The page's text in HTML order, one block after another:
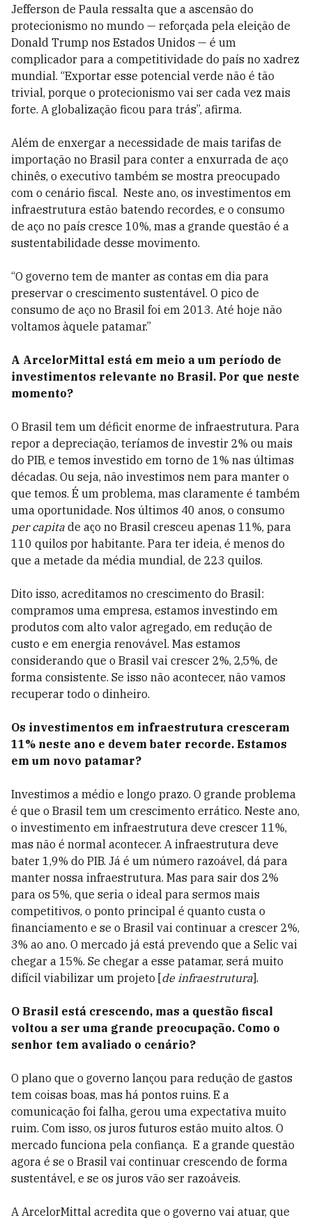
Jefferson de Paula ressalta que a ascensão do
protecionismo no mundo — reforçada pela eleição de
Donald Trump nos Estados Unidos — é um
complicador para a competitividade do país no xadrez
mundial. “Exportar esse potencial verde não é tão
trivial, porque o protecionismo vai ser cada vez mais
forte. A globalização ficou para trás”, afirma.
Além de enxergar a necessidade de mais tarifas de
importação no Brasil para conter a enxurrada de aço
chinês, o executivo também se mostra preocupado
com o cenário fiscal. Neste ano, os investimentos em
infraestrutura estão batendo recordes, e o consumo
de aço no país cresce 10%, mas a grande questão é a
sustentabilidade desse movimento.
“O governo tem de manter as contas em dia para
preservar o crescimento sustentável. O pico de
consumo de aço no Brasil foi em 2013. Até hoje não
voltamos àquele patamar.”
A ArcelorMittal está em meio a um período de
investimentos relevante no Brasil. Por que neste
momento?
O Brasil tem um déficit enorme de infraestrutura. Para
repor a depreciação, teríamos de investir 2% ou mais
do PIB, e temos investido em torno de 1% nas últimas
décadas. Ou seja, não investimos nem para manter o
que temos. É um problema, mas claramente é também
uma oportunidade. Nos últimos 40 anos, o consumo
per capita de aço no Brasil cresceu apenas 11%, para
110 quilos por habitante. Para ter ideia, é menos do
que a metade da média mundial, de 223 quilos.
Dito isso, acreditamos no crescimento do Brasil:
compramos uma empresa, estamos investindo em
produtos com alto valor agregado, em redução de
custo e em energia renovável. Mas estamos
considerando que o Brasil vai crescer 2%, 2,5%, de
forma consistente. Se isso não acontecer, não vamos
recuperar todo o dinheiro.
Os investimentos em infraestrutura cresceram
11% neste ano e devem bater recorde. Estamos
em um novo patamar?
Investimos a médio e longo prazo. O grande problema
é que o Brasil tem um crescimento errático. Neste ano,
o investimento em infraestrutura deve crescer 11%,
mas não é normal acontecer. A infraestrutura deve
bater 1,9% do PIB. Já é um número razoável, dá para
manter nossa infraestrutura. Mas para sair dos 2%
para os 5%, que seria o ideal para sermos mais
competitivos, o ponto principal é quanto custa o
financiamento e se o Brasil vai continuar a crescer 2%,
3% ao ano. O mercado já está prevendo que a Selic vai
chegar a 15%. Se chegar a esse patamar, será muito
difícil viabilizar um projeto [de infraestrutura].
O Brasil está crescendo, mas a questão fiscal
voltou a ser uma grande preocupação. Como o
senhor tem avaliado o cenário?
O plano que o governo lançou para redução de gastos
tem coisas boas, mas há pontos ruins. E a
comunicação foi falha, gerou uma expectativa muito
ruim. Com isso, os juros futuros estão muito altos. O
mercado funciona pela confiança. E a grande questão
agora é se o Brasil vai continuar crescendo de forma
sustentável, e se os juros vão ser razoáveis.
A ArcelorMittal acredita que o governo vai atuar, que